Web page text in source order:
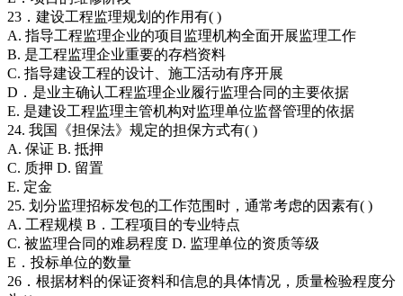
23．建设工程监理规划的作用有( )
A. 指导工程监理企业的项目监理机构全面开展监理工作
B. 是工程监理企业重要的存档资料
C. 指导建设工程的设计、施工活动有序开展
D．是业主确认工程监理企业履行监理合同的主要依据
E. 是建设工程监理主管机构对监理单位监督管理的依据
24. 我国《担保法》规定的担保方式有( )
A. 保证 B. 抵押
C. 质押 D. 留置
E. 定金
25. 划分监理招标发包的工作范围时，通常考虑的因素有( )
A. 工程规模 B．工程项目的专业特点
C. 被监理合同的难易程度 D. 监理单位的资质等级
E．投标单位的数量
26．根据材料的保证资料和信息的具体情况，质量检验程度分